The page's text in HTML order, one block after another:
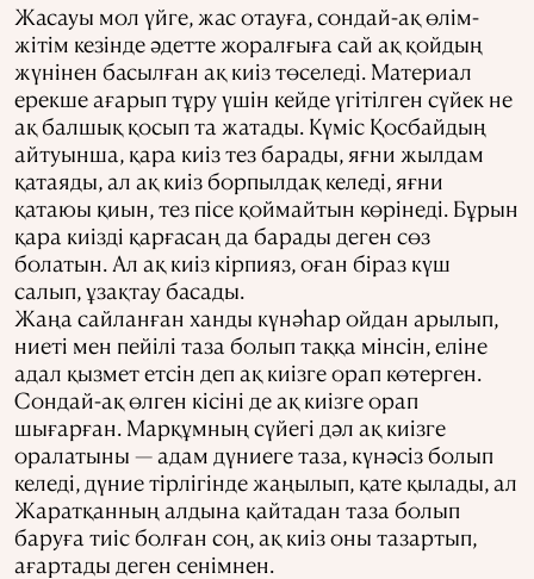
Жасауы мол үйге, жас отауға, сондай-ақ өлім-
жітім кезінде әдетте жоралғыға сай ақ қойдың
жүнінен басылған ақ киіз төселеді. Материал
ерекше ағарып тұру үшін кейде үгітілген сүйек не
ақ балшық қосып та жатады. Күміс Қосбайдың
айтуынша, қара киіз тез барады, яғни жылдам
қатаяды, ал ақ киіз борпылдақ келеді, яғни
қатаюы қиын, тез пісе қоймайтын көрінеді. Бұрын
қара киізді қарғасаң да барады деген сөз
болатын. Ал ақ киіз кірпияз, оған біраз күш
салып, ұзақтау басады.
Жаңа сайланған ханды күнәһар ойдан арылып,
ниеті мен пейілі таза болып таққа мінсін, еліне
адал қызмет етсін деп ақ киізге орап көтерген.
Сондай-ақ өлген кісіні де ақ киізге орап
шығарған. Марқұмның сүйегі дәл ақ киізге
оралатыны — адам дүниеге таза, күнәсіз болып
келеді, дүние тірлігінде жаңылып, қате қылады, ал
Жаратқанның алдына қайтадан таза болып
баруға тиіс болған соң, ақ киіз оны тазартып,
ағартады деген сенімнен.